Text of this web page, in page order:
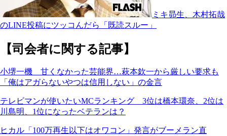
ミキ昴生、木村拓哉
のLINE投稿にツッコんだら「既読スルー」
【司会者に関する記事】
小堺一機 甘くなかった芸能界…萩本欽一から厳しい要求も
「俺はアガらないやつは信用しない」の金言
テレビマンが使いたいMCランキング 3位は橋本環奈、2位は
川島明、1位になったベテランは？
ヒカル「100万再生以下はオワコン」発言がブーメラン直